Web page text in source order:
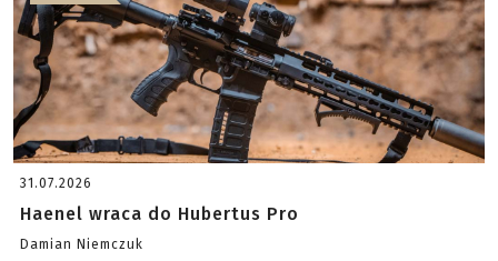
31.07.2026
Haenel wraca do Hubertus Pro
Damian Niemczuk